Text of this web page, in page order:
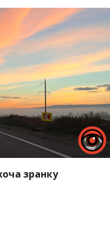
зранку